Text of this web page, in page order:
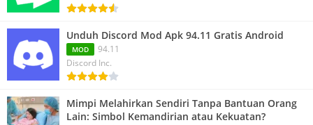
Unduh Discord Mod Apk 94.11 Gratis Android
MOD
94.11
Discord Inc.
Mimpi Melahirkan Sendiri Tanpa Bantuan Orang
Lain: Simbol Kemandirian atau Kekuatan?